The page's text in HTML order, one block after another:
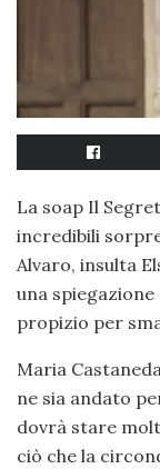
La soap Il
incredibili
Alvaro, insulta
una
propizio per
Maria
ne sia andato
dovrà stare
ciò che la